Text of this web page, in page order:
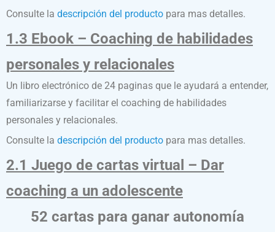
Consulte la descripción del producto para mas detalles.
1.3 Ebook – Coaching de habilidades
personales y relacionales
Un libro electrónico de 24 paginas que le ayudará a entender,
familiarizarse y facilitar el coaching de habilidades
personales y relacionales.
Consulte la descripción del producto para mas detalles.
2.1 Juego de cartas virtual – Dar
coaching a un adolescente
52 cartas para ganar autonomía